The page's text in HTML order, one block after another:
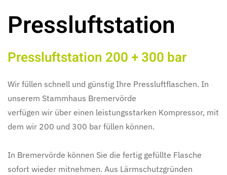
Pressluft­station
Pressluftstation 200 + 300 bar
Wir füllen schnell und günstig Ihre Pressluftflaschen. In
unserem Stammhaus Bremervörde
verfügen wir über einen leistungsstarken Kompressor, mit
dem wir 200 und 300 bar füllen können.
In Bremervörde können Sie die fertig gefüllte Flasche
sofort wieder mitnehmen. Aus Lärmschutzgründen